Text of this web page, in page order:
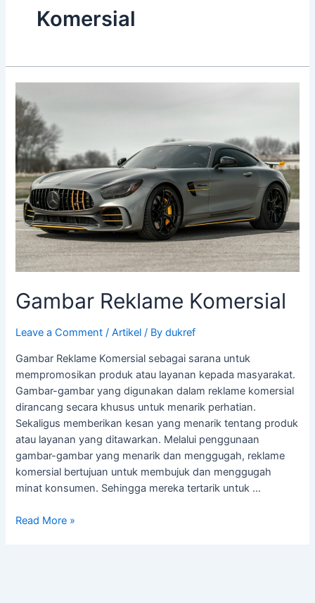
Komersial
Gambar Reklame Komersial
Leave a Comment /Artikel / Bydukref
Gambar Reklame Komersial sebagai sarana untuk
mempromosikan produk atau layanan kepada masyarakat.
Gambar-gambar yang digunakan dalam reklame komersial
dirancang secara khusus untuk menarik perhatian.
Sekaligus memberikan kesan yang menarik tentang produk
atau layanan yang ditawarkan. Melalui penggunaan
gambar-gambar yang menarik dan menggugah, reklame
komersial bertujuan untuk membujuk dan menggugah
minat konsumen. Sehingga mereka tertarik untuk …
Reklame
Komersial
Read More »